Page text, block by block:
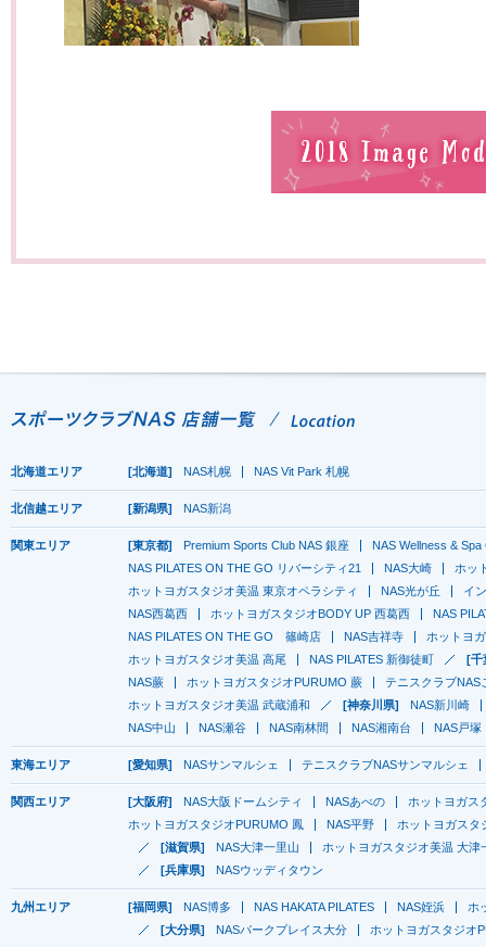
北海道エリア [北海道] NAS札幌 NAS Vit Park 札幌
北信越エリア [新潟県] NAS新潟
関東エリア [東京都] Premium Sports Club NAS 銀座
NAS Wellness &
NAS PILATES ON THE GO リバーシティ21
NAS大崎
ホッ
ホットヨガスタジオ美温 東京オペラシティ
NAS光が丘
イ
NAS西葛西
ホットヨガスタジオBODY UP 西葛西
NAS
NAS PILATES ON THE GO 篠崎店
NAS吉祥寺
ホットヨ
ホットヨガスタジオ美温 高尾
NAS PILATES 新御徒町
[千
NAS蕨
ホットヨガスタジオPURUMO 蕨
テニスクラブNAS
ホットヨガスタジオ美温 武蔵浦和
[神奈川県]
NAS新川崎
NAS中山
NAS瀬谷 NAS南林間 NAS湘南台 NAS戸塚
東海エリア [愛知県] NASサンマルシェ テニスクラブNASサンマルシェ
関西エリア [大阪府] NAS大阪ドームシティ NASあべの
ホットヨガス
ホットヨガスタジオPURUMO 鳳
NAS平野
ホットヨガスタ
[滋賀県]
NAS大津一里山
ホットヨガスタジオ美温 大津
[兵庫県]
NASウッディタウン
九州エリア [福岡県] NAS博多 NAS HAKATA PILATES NAS姪浜
ホ
[大分県]
NASパークプレイス大分 ホットヨガスタジオ